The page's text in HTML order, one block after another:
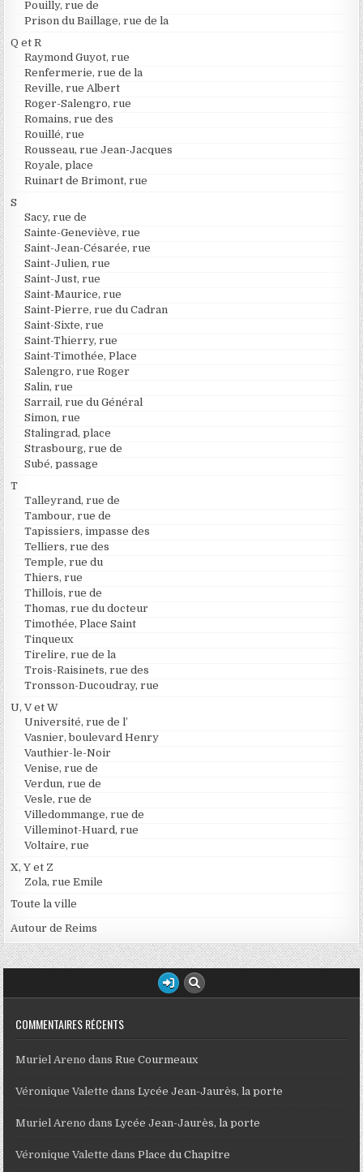
Pouilly, rue de
Prison du Baillage, rue de la
Q et R
Raymond Guyot, rue
Renfermerie, rue de la
Reville, rue Albert
Roger-Salengro, rue
Romains, rue des
Rouillé, rue
Rousseau, rue Jean-Jacques
Royale, place
Ruinart de Brimont, rue
S
Sacy, rue de
Sainte-Geneviève, rue
Saint-Jean-Césarée, rue
Saint-Julien, rue
Saint-Just, rue
Saint-Maurice, rue
Saint-Pierre, rue du Cadran
Saint-Sixte, rue
Saint-Thierry, rue
Saint-Timothée, Place
Salengro, rue Roger
Salin, rue
Sarrail, rue du Général
Simon, rue
Stalingrad, place
Strasbourg, rue de
Subé, passage
T
Talleyrand, rue de
Tambour, rue de
Tapissiers, impasse des
Telliers, rue des
Temple, rue du
Thiers, rue
Thillois, rue de
Thomas, rue du docteur
Timothée, Place Saint
Tinqueux
Tirelire, rue de la
Trois-Raisinets, rue des
Tronsson-Ducoudray, rue
U, V et W
Université, rue de l’
Vasnier, boulevard Henry
Vauthier-le-Noir
Venise, rue de
Verdun, rue de
Vesle, rue de
Villedommange, rue de
Villeminot-Huard, rue
Voltaire, rue
X, Y et Z
Zola, rue Emile
Toute la ville
Autour de Reims
COMMENTAIRES RÉCENTS
Muriel Areno dansRue Courmeaux
Véronique Valette dansLycée Jean-Jaurès, la porte
Muriel Areno dansLycée Jean-Jaurès, la porte
Véronique Valette dansPlace du Chapitre